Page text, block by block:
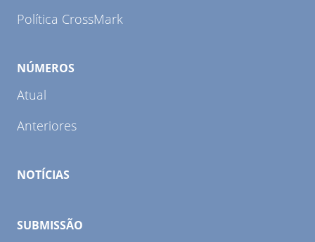
Política CrossMark
NÚMEROS
Atual
Anteriores
NOTÍCIAS
SUBMISSÃO